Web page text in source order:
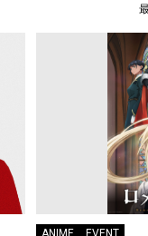
ANIME EVENT